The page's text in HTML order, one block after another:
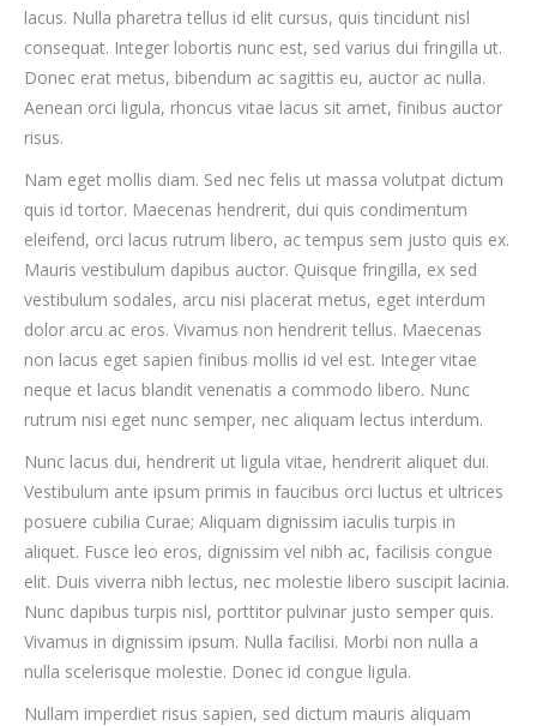
lacus. Nulla pharetra tellus id elit cursus, quis tincidunt nisl
consequat. Integer lobortis nunc est, sed varius dui fringilla ut.
Donec erat metus, bibendum ac sagittis eu, auctor ac nulla.
Aenean orci ligula, rhoncus vitae lacus sit amet, finibus auctor
risus.
Nam eget mollis diam. Sed nec felis ut massa volutpat dictum
quis id tortor. Maecenas hendrerit, dui quis condimentum
eleifend, orci lacus rutrum libero, ac tempus sem justo quis ex.
Mauris vestibulum dapibus auctor. Quisque fringilla, ex sed
vestibulum sodales, arcu nisi placerat metus, eget interdum
dolor arcu ac eros. Vivamus non hendrerit tellus. Maecenas
non lacus eget sapien finibus mollis id vel est. Integer vitae
neque et lacus blandit venenatis a commodo libero. Nunc
rutrum nisi eget nunc semper, nec aliquam lectus interdum.
Nunc lacus dui, hendrerit ut ligula vitae, hendrerit aliquet dui.
Vestibulum ante ipsum primis in faucibus orci luctus et ultrices
posuere cubilia Curae; Aliquam dignissim iaculis turpis in
aliquet. Fusce leo eros, dignissim vel nibh ac, facilisis congue
elit. Duis viverra nibh lectus, nec molestie libero suscipit lacinia.
Nunc dapibus turpis nisl, porttitor pulvinar justo semper quis.
Vivamus in dignissim ipsum. Nulla facilisi. Morbi non nulla a
nulla scelerisque molestie. Donec id congue ligula.
Nullam imperdiet risus sapien, sed dictum mauris aliquam